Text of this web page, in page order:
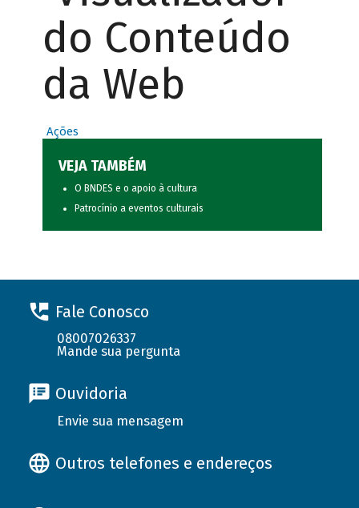
do Conteúdo
da Web
Ações
VEJA TAMBÉM
O BNDES e o apoio à cultura
Patrocínio a eventos culturais
Fale Conosco
08007026337
Mande sua pergunta
Ouvidoria
Envie sua mensagem
Outros telefones e endereços